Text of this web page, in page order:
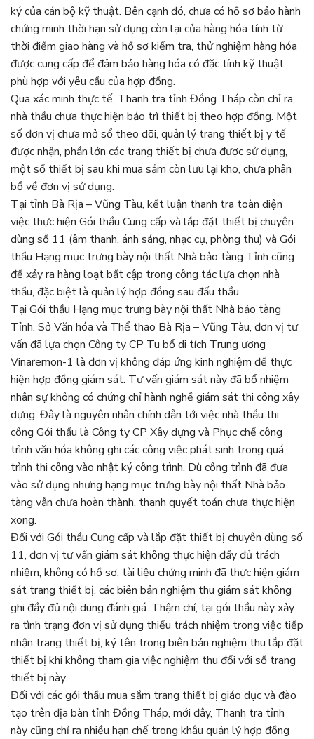
ký của cán bộ kỹ thuật. Bên cạnh đó, chưa có hồ sơ bảo hành
chứng minh thời hạn sử dụng còn lại của hàng hóa tính từ
thời điểm giao hàng và hồ sơ kiểm tra, thử nghiệm hàng hóa
được cung cấp để đảm bảo hàng hóa có đặc tính kỹ thuật
phù hợp với yêu cầu của hợp đồng.
Qua xác minh thực tế, Thanh tra tỉnh Đồng Tháp còn chỉ ra,
nhà thầu chưa thực hiện bảo trì thiết bị theo hợp đồng. Một
số đơn vị chưa mở sổ theo dõi, quản lý trang thiết bị y tế
được nhận, phần lớn các trang thiết bị chưa được sử dụng,
một số thiết bị sau khi mua sắm còn lưu lại kho, chưa phân
bổ về đơn vị sử dụng.
Tại tỉnh Bà Rịa – Vũng Tàu, kết luận thanh tra toàn diện
việc thực hiện Gói thầu Cung cấp và lắp đặt thiết bị chuyên
dùng số 11 (âm thanh, ánh sáng, nhạc cụ, phòng thu) và Gói
thầu Hạng mục trưng bày nội thất Nhà bảo tàng Tỉnh cũng
để xảy ra hàng loạt bất cập trong công tác lựa chọn nhà
thầu, đặc biệt là quản lý hợp đồng sau đấu thầu.
Tại Gói thầu Hạng mục trưng bày nội thất Nhà bảo tàng
Tỉnh, Sở Văn hóa và Thể thao Bà Rịa – Vũng Tàu, đơn vị tư
vấn đã lựa chọn Công ty CP Tu bổ di tích Trung ương
Vinaremon-1 là đơn vị không đáp ứng kinh nghiệm để thực
hiện hợp đồng giám sát. Tư vấn giám sát này đã bổ nhiệm
nhân sự không có chứng chỉ hành nghề giám sát thi công xây
dựng. Đây là nguyên nhân chính dẫn tới việc nhà thầu thi
công Gói thầu là Công ty CP Xây dựng và Phục chế công
trình văn hóa không ghi các công việc phát sinh trong quá
trình thi công vào nhật ký công trình. Dù công trình đã đưa
vào sử dụng nhưng hạng mục trưng bày nội thất Nhà bảo
tàng vẫn chưa hoàn thành, thanh quyết toán chưa thực hiện
xong.
Đối với Gói thầu Cung cấp và lắp đặt thiết bị chuyên dùng số
11, đơn vị tư vấn giám sát không thực hiện đầy đủ trách
nhiệm, không có hồ sơ, tài liệu chứng minh đã thực hiện giám
sát trang thiết bị, các biên bản nghiệm thu giám sát không
ghi đầy đủ nội dung đánh giá. Thậm chí, tại gói thầu này xảy
ra tình trạng đơn vị sử dụng thiếu trách nhiệm trong việc tiếp
nhận trang thiết bị, ký tên trong biên bản nghiệm thu lắp đặt
thiết bị khi không tham gia việc nghiệm thu đối với số trang
thiết bị này.
Đối với các gói thầu mua sắm trang thiết bị giáo dục và đào
tạo trên địa bàn tỉnh Đồng Tháp, mới đây, Thanh tra tỉnh
này cũng chỉ ra nhiều hạn chế trong khâu quản lý hợp đồng